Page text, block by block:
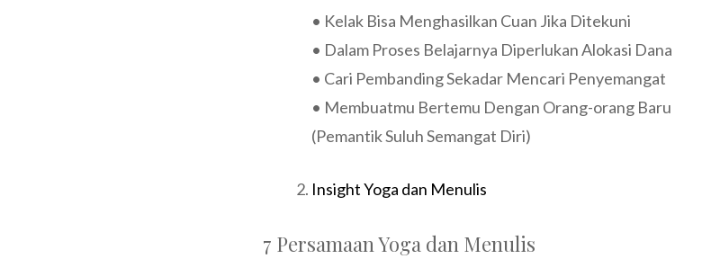
• Kelak Bisa Menghasilkan Cuan Jika Ditekuni
• Dalam Proses Belajarnya Diperlukan Alokasi Dana
• Cari Pembanding Sekadar Mencari Penyemangat
• Membuatmu Bertemu Dengan Orang-orang Baru
(Pemantik Suluh Semangat Diri)
Insight Yoga dan Menulis
7 Persamaan Yoga dan Menulis